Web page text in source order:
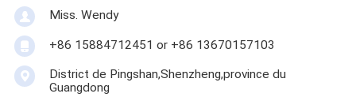
Miss. Wendy
+86 15884712451 or +86 13670157103
District de Pingshan,Shenzheng,province du
Guangdong